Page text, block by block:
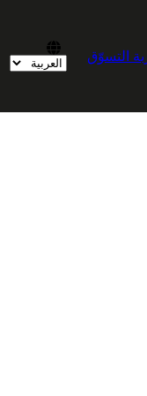
إماراتي.